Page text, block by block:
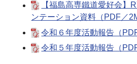
【福島高専鐵道愛好会】
ンテーション資料（PDF／
令和６年度活動報告（
令和５年度活動報告（